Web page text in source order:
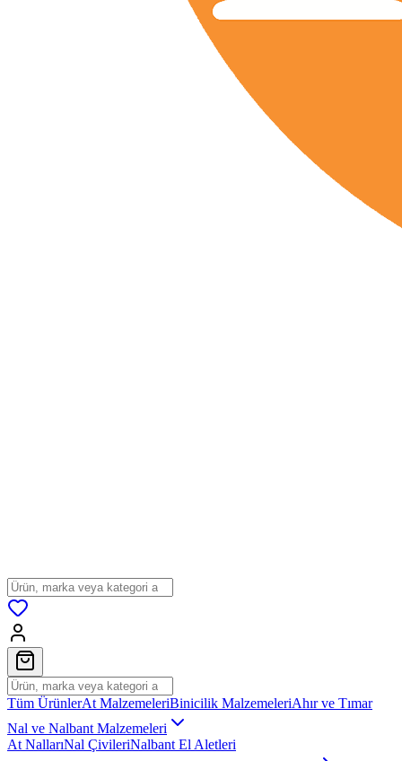
Tüm ÜrünlerAt MalzemeleriBinicilik MalzemeleriAhır ve Tımar
Nal ve Nalbant Malzemeleri
At NallarıNal ÇivileriNalbant El Aletleri